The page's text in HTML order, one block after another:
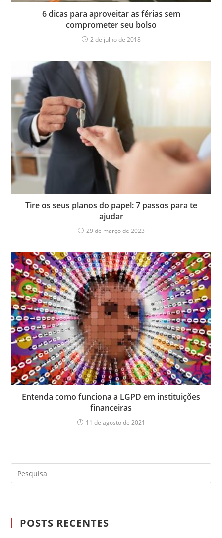
6 dicas para aproveitar as férias sem
comprometer seu bolso
2 de julho de 2018
Tire os seus planos do papel: 7 passos para te
ajudar
29 de março de 2023
Entenda como funciona a LGPD em instituições
financeiras
11 de agosto de 2021
POSTS RECENTES